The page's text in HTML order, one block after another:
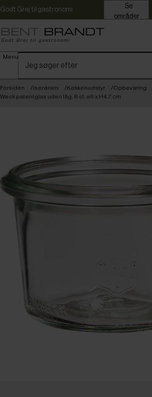
Godt Grej til gastronomi
områder
Menu
Forsiden Isenkram Køkkenudstyr Opbevaring
Weck patentglas uden låg, 8 cl, ø6 x H4,7 cm